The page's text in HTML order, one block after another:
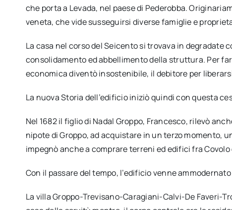
che porta a Levada, nel paese di Pederobba.
veneta, che vide susseguirsi diverse famiglie e
La casa nel corso del Seicento si trovava in degradate
consolidamento ed abbellimento della struttura. Per
economica diventò insostenibile, il debitore per
La nuova Storia dell’edificio iniziò quindi con questa
Nel 1682 il figlio di Nadal Groppo, Francesco, rilevò
nipote di Groppo, ad acquistare in un terzo momento,
impegnò anche a comprare terreni ed edifici fra
Con il passare del tempo, l’edificio venne
La villa Groppo-Trevisano-Caragiani-Calvi-De Faveri-